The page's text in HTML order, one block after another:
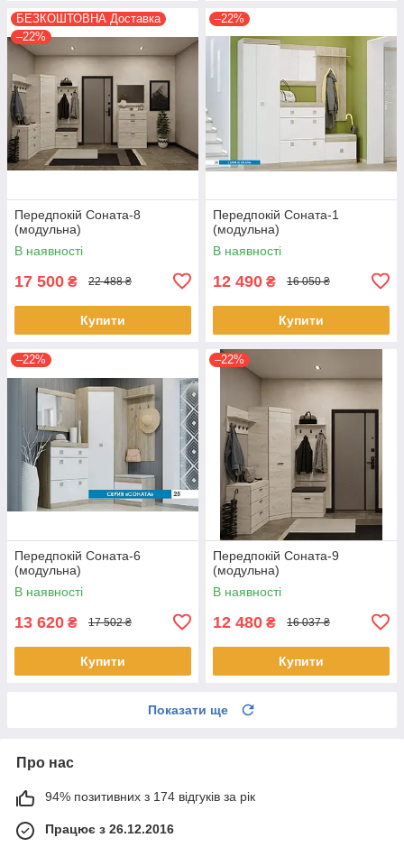
БЕЗКОШТОВНА Доставка
–22%
Передпокій Соната-8
(модульна)
В наявності
17 500 ₴ 22 488 ₴
Купити
–22%
Передпокій Соната-1
(модульна)
В наявності
12 490 ₴ 16 050 ₴
Купити
–22%
Передпокій Соната-6
(модульна)
В наявності
13 620 ₴ 17 502 ₴
Купити
–22%
Передпокій Соната-9
(модульна)
В наявності
12 480 ₴ 16 037 ₴
Купити
Показати ще
Про нас
94% позитивних з 174 відгуків за рік
Працює з 26.12.2016